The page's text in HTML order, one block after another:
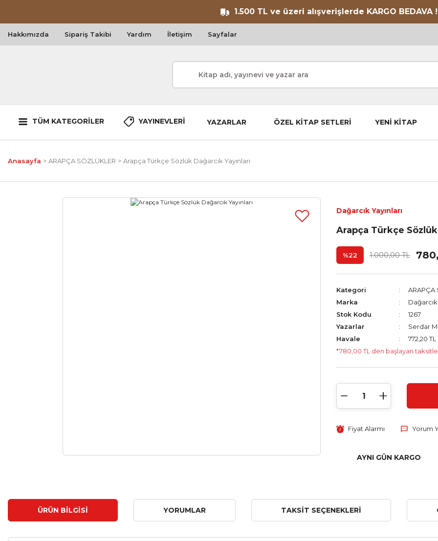
1.500 TL ve üzeri alışverişlerde KARGO BEDAVA !
Hakkımızda Sipariş Takibi Yardım İletişim Sayfalar
TÜM KATEGORİLER YAYINEVLERİ YAZARLAR ÖZEL KİTAP SETLERİ YENİ KİTAP
Anasayfa ARAPÇA SÖZLÜKLER Arapça Türkçe Sözlük Dağarcık Yayınları
Dağarcık Yayınları
Arapça Türkçe Sözlük
%22 1.000,00 TL
Kategori ARAPÇA
Marka
Dağarcık
Stok Kodu
1267
Yazarlar
Serdar
Havale
772,20
*780,00 TL den başlayan
Fiyat Alarmı Yorum
AYNI GÜN KARGO
ÜRÜN BILGISI YORUMLAR TAKSIT SEÇENEKLERI